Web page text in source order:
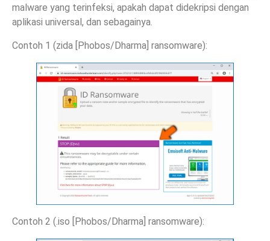
malware yang terinfeksi, apakah dapat didekripsi dengan
aplikasi universal, dan sebagainya.
Contoh 1 (zida [Phobos/Dharma] ransomware):
Contoh 2 (.iso [Phobos/Dharma] ransomware):